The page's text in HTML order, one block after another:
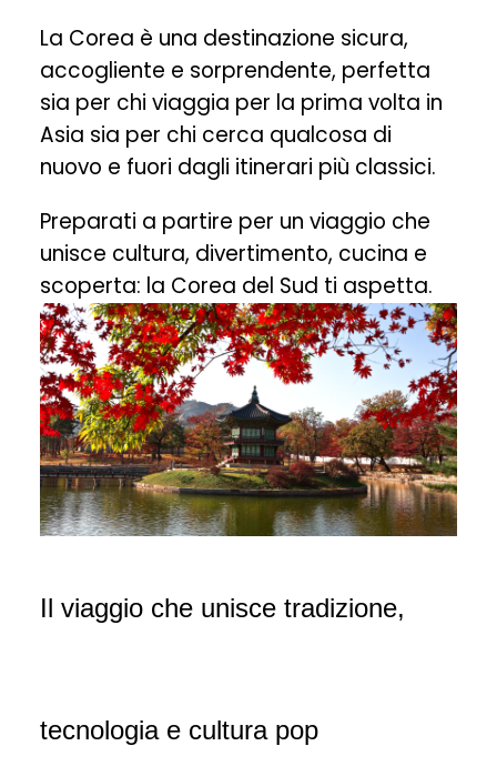
La Corea è una destinazione sicura,
accogliente e sorprendente, perfetta
sia per chi viaggia per la prima volta in
Asia sia per chi cerca qualcosa di
nuovo e fuori dagli itinerari più classici.
Preparati a partire per un viaggio che
unisce cultura, divertimento, cucina e
scoperta: la Corea del Sud ti aspetta.
Il viaggio che unisce tradizione,
tecnologia e cultura pop